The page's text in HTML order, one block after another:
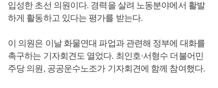
입성한 초선 의원이다. 경력을 살려 노동분야에서 활발
하게 활동하고 있다는 평가를 받는다.
이 의원은 이날 화물연대 파업과 관련해 정부에 대화를
촉구하는 기자회견도 열었다. 최인호·서형수 더불어민
주당 의원, 공공운수노조가 기자회견에 함께 참여했다.